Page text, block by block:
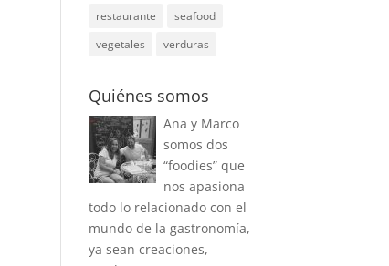
restaurante
seafood
vegetales
verduras
Quiénes somos
Ana y Marco
somos dos
“foodies” que
nos apasiona
todo lo relacionado con el
mundo de la gastronomía,
ya sean creaciones,